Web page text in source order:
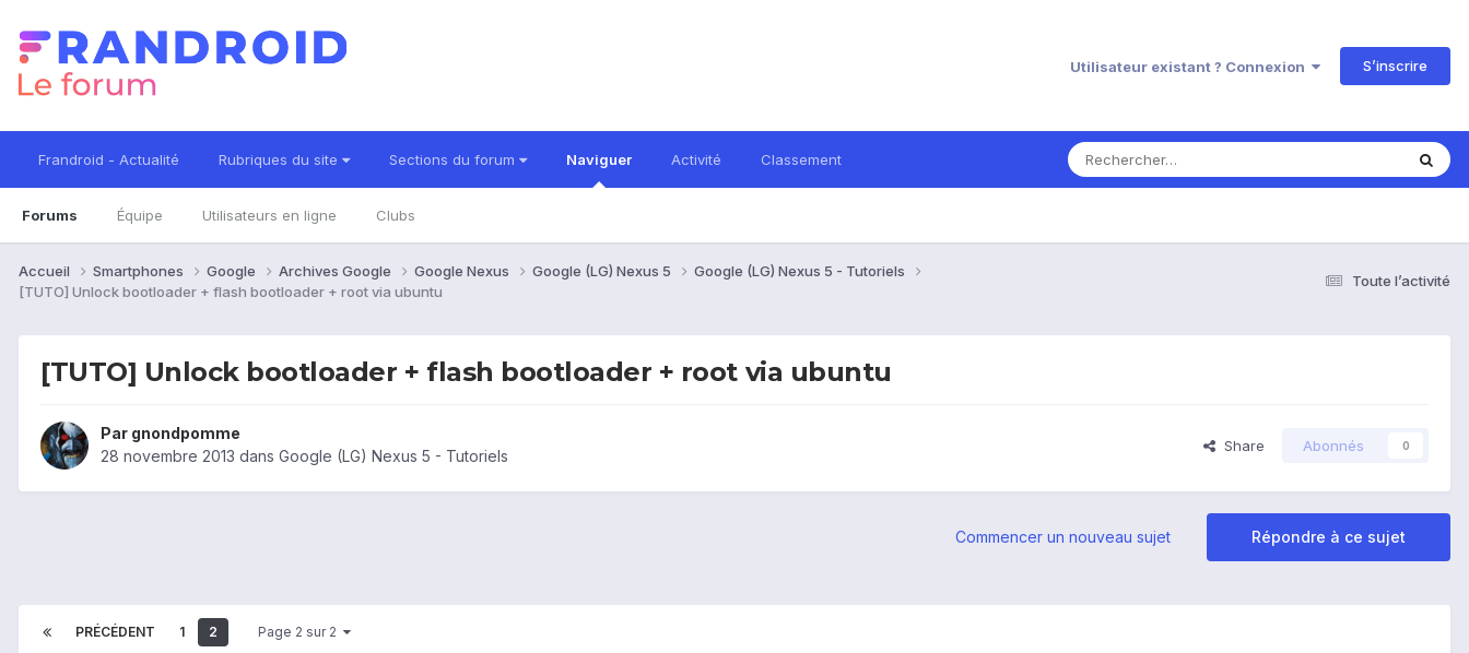
Utilisateur existant ? Connexion S’inscrire
Frandroid - Actualité Rubriques du site Sections du forum Naviguer
Forums Équipe Utilisateurs en ligne Clubs
Activité Classement
Toute l’activité
Accueil Smartphones Google Archives Google Google Nexus Google (LG) Nexus 5
Google (LG) Nexus 5 - Tutoriels
[TUTO] Unlock bootloader + flash bootloader + root via ubuntu
[TUTO] Unlock bootloader + flash bootloader + root via ubuntu
Par gnondpomme
28 novembre 2013 dans Google (LG) Nexus 5 - Tutoriels
Share Abonnés 0
Répondre à ce sujet
Commencer un nouveau sujet
PRÉCÉDENT 1 2 Page 2 sur 2